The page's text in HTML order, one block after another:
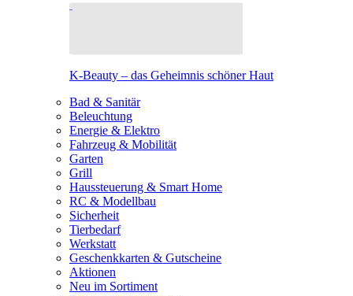
K-Beauty – das Geheimnis schöner Haut
Bad & Sanitär
Beleuchtung
Energie & Elektro
Fahrzeug & Mobilität
Garten
Grill
Haussteuerung & Smart Home
RC & Modellbau
Sicherheit
Tierbedarf
Werkstatt
Geschenkkarten & Gutscheine
Aktionen
Neu im Sortiment